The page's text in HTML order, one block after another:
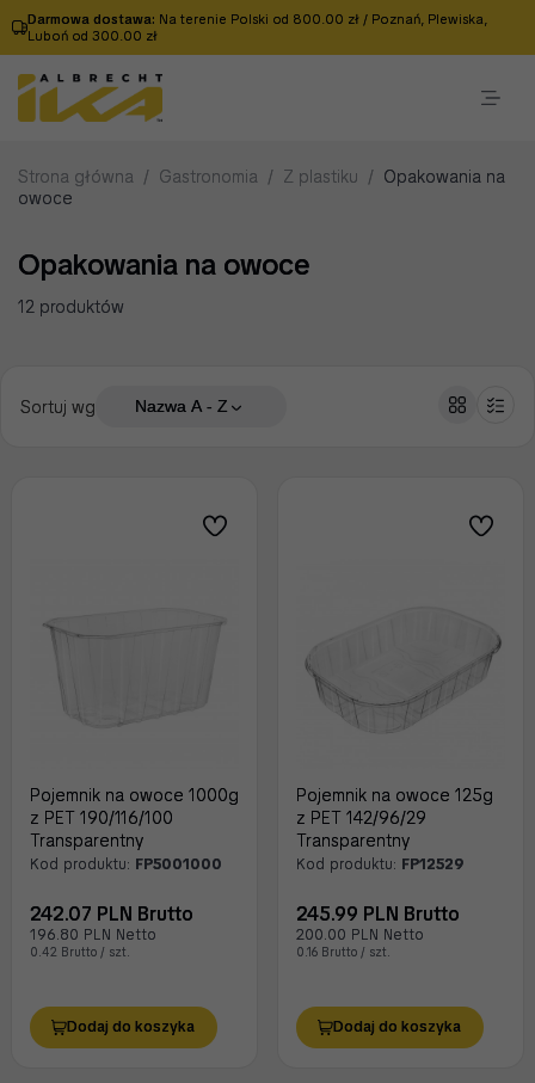
Darmowa dostawa: Na terenie Polski od 800.00 zł / Poznań, Plewiska,
Luboń od 300.00 zł
Strona główna / Gastronomia / Z plastiku / Opakowania na
owoce
Opakowania na owoce
12 produktów
Sortuj wg Nazwa A - Z
Pojemnik na owoce 1000g
z PET 190/116/100
Transparentny
Kod produktu: FP5001000
242.07 PLN Brutto
196.80 PLN Netto
0.42 Brutto / szt.
Dodaj do koszyka
Pojemnik na owoce 125g
z PET 142/96/29
Transparentny
Kod produktu: FP12529
245.99 PLN Brutto
200.00 PLN Netto
0.16 Brutto / szt.
Dodaj do koszyka